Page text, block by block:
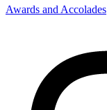
Awards and Accolades